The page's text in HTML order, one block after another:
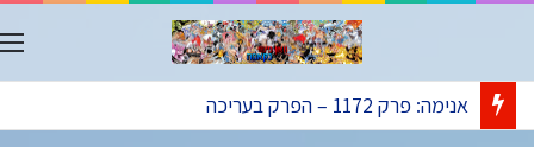
אנימה: פרק 1172 – הפרק בעריכה